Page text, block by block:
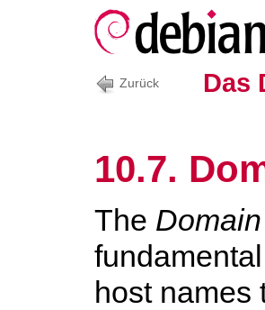
Zurück Das
10.7.
The
host names